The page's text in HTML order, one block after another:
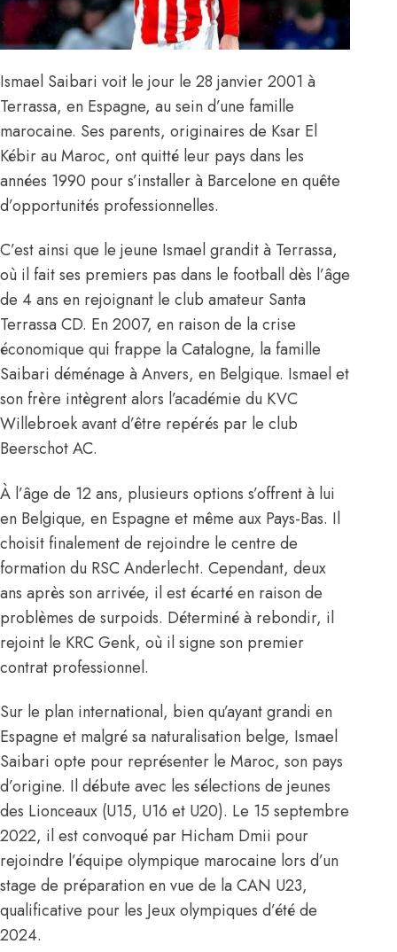
Ismael Saibari voit le jour le 28 janvier 2001 à
Terrassa, en Espagne, au sein d’une famille
marocaine. Ses parents, originaires de Ksar El
Kébir au Maroc, ont quitté leur pays dans les
années 1990 pour s’installer à Barcelone en quête
d’opportunités professionnelles.
C’est ainsi que le jeune Ismael grandit à Terrassa,
où il fait ses premiers pas dans le football dès l’âge
de 4 ans en rejoignant le club amateur Santa
Terrassa CD. En 2007, en raison de la crise
économique qui frappe la Catalogne, la famille
Saibari déménage à Anvers, en Belgique. Ismael et
son frère intègrent alors l’académie du KVC
Willebroek avant d’être repérés par le club
Beerschot AC.
À l’âge de 12 ans, plusieurs options s’offrent à lui
en Belgique, en Espagne et même aux Pays-Bas. Il
choisit finalement de rejoindre le centre de
formation du RSC Anderlecht. Cependant, deux
ans après son arrivée, il est écarté en raison de
problèmes de surpoids. Déterminé à rebondir, il
rejoint le KRC Genk, où il signe son premier
contrat professionnel.
Sur le plan international, bien qu’ayant grandi en
Espagne et malgré sa naturalisation belge, Ismael
Saibari opte pour représenter le Maroc, son pays
d’origine. Il débute avec les sélections de jeunes
des Lionceaux (U15, U16 et U20). Le 15 septembre
2022, il est convoqué par Hicham Dmii pour
rejoindre l’équipe olympique marocaine lors d’un
stage de préparation en vue de la CAN U23,
qualificative pour les Jeux olympiques d’été de
2024.